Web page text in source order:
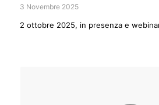
3 Novembre 2025
2 ottobre 2025, in presenza e